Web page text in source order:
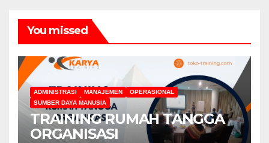
You missed
ADMINISTRASI MANAJEMEN
OPERASIONAL
SUMBER DAYA MANUSIA
TRAINING RUMAH TANGGA
ORGANISASI